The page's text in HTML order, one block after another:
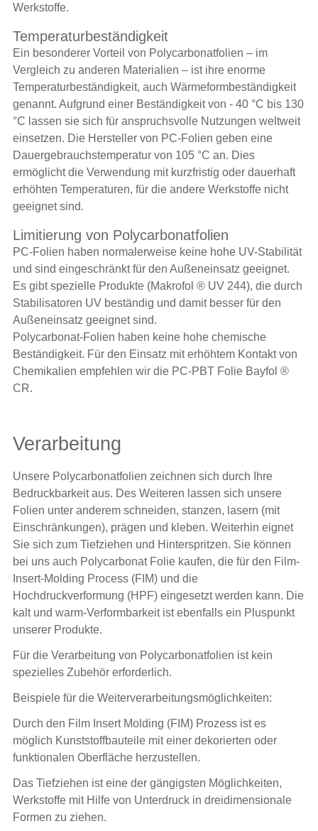
Werkstoffe.
Temperaturbeständigkeit
Ein besonderer Vorteil von Polycarbonatfolien – im
Vergleich zu anderen Materialien – ist ihre enorme
Temperaturbeständigkeit, auch Wärmeformbeständigkeit
genannt. Aufgrund einer Beständigkeit von - 40 °C bis 130
°C lassen sie sich für anspruchsvolle Nutzungen weltweit
einsetzen. Die Hersteller von PC-Folien geben eine
Dauergebrauchstemperatur von 105 °C an. Dies
ermöglicht die Verwendung mit kurzfristig oder dauerhaft
erhöhten Temperaturen, für die andere Werkstoffe nicht
geeignet sind.
Limitierung von Polycarbonatfolien
PC-Folien haben normalerweise keine hohe UV-Stabilität
und sind eingeschränkt für den Außeneinsatz geeignet.
Es gibt spezielle Produkte (Makrofol ® UV 244), die durch
Stabilisatoren UV beständig und damit besser für den
Außeneinsatz geeignet sind.
Polycarbonat-Folien haben keine hohe chemische
Beständigkeit. Für den Einsatz mit erhöhtem Kontakt von
Chemikalien empfehlen wir die PC-PBT Folie Bayfol ®
CR.
Verarbeitung
Unsere Polycarbonatfolien zeichnen sich durch Ihre
Bedruckbarkeit aus. Des Weiteren lassen sich unsere
Folien unter anderem schneiden, stanzen, lasern (mit
Einschränkungen), prägen und kleben. Weiterhin eignet
Sie sich zum Tiefziehen und Hinterspritzen. Sie können
bei uns auch Polycarbonat Folie kaufen, die für den Film-
Insert-Molding Process (FIM) und die
Hochdruckverformung (HPF) eingesetzt werden kann. Die
kalt und warm-Verformbarkeit ist ebenfalls ein Pluspunkt
unserer Produkte.
Für die Verarbeitung von Polycarbonatfolien ist kein
spezielles Zubehör erforderlich.
Beispiele für die Weiterverarbeitungsmöglichkeiten:
Durch den Film Insert Molding (FIM) Prozess ist es
möglich Kunststoffbauteile mit einer dekorierten oder
funktionalen Oberfläche herzustellen.
Das Tiefziehen ist eine der gängigsten Möglichkeiten,
Werkstoffe mit Hilfe von Unterdruck in dreidimensionale
Formen zu ziehen.